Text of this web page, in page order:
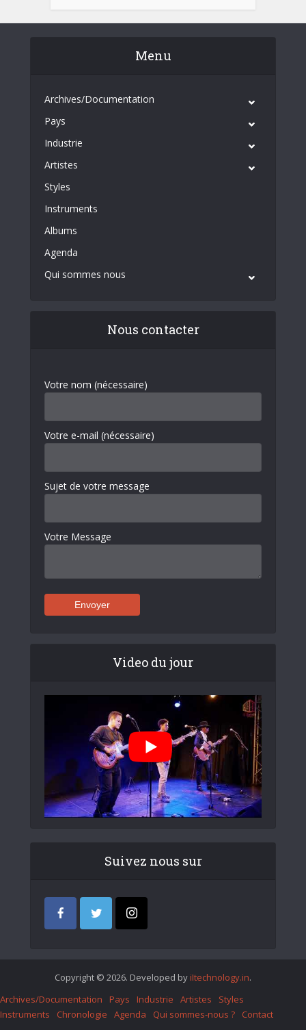
Menu
Archives/Documentation
Pays
Industrie
Artistes
Styles
Instruments
Albums
Agenda
Qui sommes nous
Nous contacter
Votre nom (nécessaire)
Votre e-mail (nécessaire)
Sujet de votre message
Votre Message
Video du jour
Suivez nous sur
Copyright © 2026. Developed by iItechnology.in.
Archives/Documentation
Pays Industrie Artistes
Styles
Instruments
Chronologie Agenda Qui sommes-nous ? Contact